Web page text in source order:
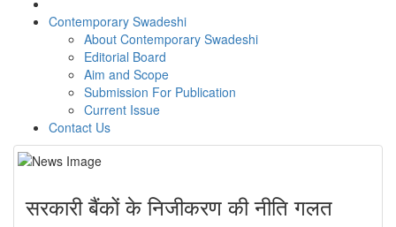
Contemporary Swadeshi
About Contemporary Swadeshi
Editorial Board
Aim and Scope
Submission For Publication
Current Issue
Contact Us
सरकारी बैंकों के निजीकरण की नीति गलत